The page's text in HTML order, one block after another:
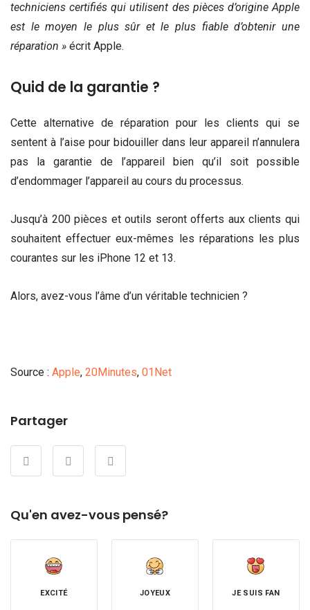
techniciens certifiés qui utilisent des pièces d’origine Apple
est le moyen le plus sûr et le plus fiable d’obtenir une
réparation » écrit Apple.
Quid de la garantie ?
Cette alternative de réparation pour les clients qui se
sentent à l’aise pour bidouiller dans leur appareil n’annulera
pas la garantie de l’appareil bien qu’il soit possible
d’endommager l’appareil au cours du processus.
Jusqu’à 200 pièces et outils seront offerts aux clients qui
souhaitent effectuer eux-mêmes les réparations les plus
courantes sur les iPhone 12 et 13.
Alors, avez-vous l’âme d’un véritable technicien ?
Source : Apple, 20Minutes, 01Net
Partager
Qu'en avez-vous pensé?
EXCITÉ JOYEUX JE SUIS FAN